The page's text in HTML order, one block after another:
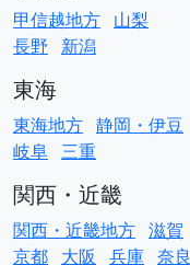
甲信越地方 山梨
長野
新潟
東海
東海地方 静岡・伊豆
岐阜 三重
関西・近畿
関西・近畿地方 滋賀
京都 大阪 兵庫 奈良